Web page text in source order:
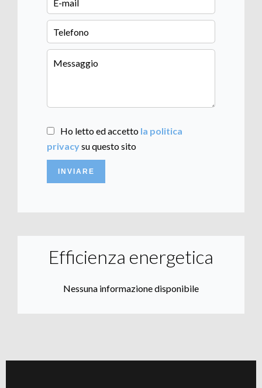
Ho letto ed accetto la politica
privacysu questo sito
INVIARE
Efficienza energetica
Nessuna informazione disponibile